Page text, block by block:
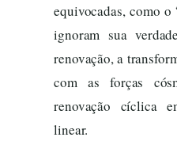
equivocadas, como o
ignoram sua
renovação, a
com as forças
renovação cíclica
linear.